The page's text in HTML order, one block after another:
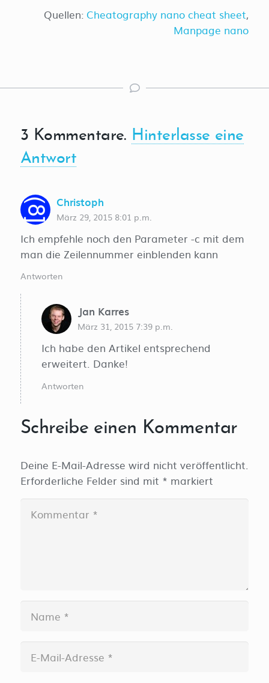
Quellen: Cheatography nano cheat sheet,
Manpage nano
3 Kommentare. Hinterlasse eine
Antwort
Christoph
März 29, 2015 8:01 p.m.
Ich empfehle noch den Parameter -c mit dem
man die Zeilennummer einblenden kann
Antworten
Jan Karres
März 31, 2015 7:39 p.m.
Ich habe den Artikel entsprechend
erweitert. Danke!
Antworten
Schreibe einen Kommentar
Deine E-Mail-Adresse wird nicht veröffentlicht.
Erforderliche Felder sind mit * markiert